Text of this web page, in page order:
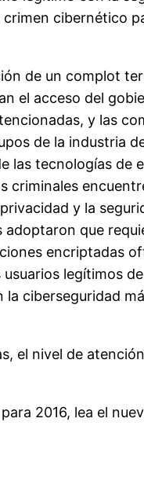
cibernético
de un complot
el acceso del
y las
de la industria
las tecnologías de
criminales
y la
adoptaron que
encriptadas
legítimos
ciberseguridad
el nivel de
2016, lea el